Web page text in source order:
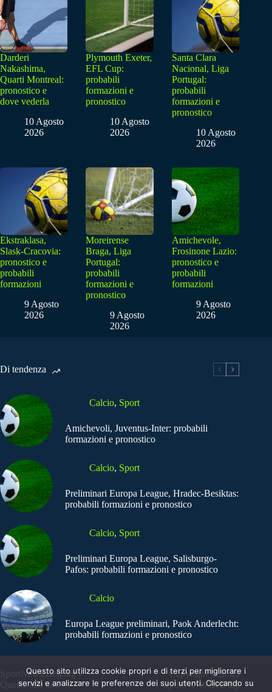
Darderi
Nakashima,
Quarti Montreal:
pronostico e
dove vederla
10 Agosto
2026
Plymouth Exeter,
EFL Cup:
probabili
formazioni e
pronostico
10 Agosto
2026
Santa Clara
Nacional, Liga
Portugal:
probabili
formazioni e
pronostico
10 Agosto
2026
Ekstraklasa,
Slask-Cracovia:
pronostico e
probabili
formazioni
9 Agosto
2026
Moreirense
Braga, Liga
Portugal:
probabili
formazioni e
pronostico
9 Agosto
2026
Amichevole,
Frosinone Lazio:
pronostico e
probabili
formazioni
9 Agosto
2026
Di tendenza
Calcio, Sport
Amichevoli, Juventus-Inter: probabili
formazioni e pronostico
Calcio, Sport
Preliminari Europa League, Hradec-Besiktas:
probabili formazioni e pronostico
Calcio, Sport
Preliminari Europa League, Salisburgo-
Pafos: probabili formazioni e pronostico
Calcio
Europa League preliminari, Paok Anderlecht:
probabili formazioni e pronostico
SportNews.BetFlag -
Questo sito non
Copyright © 2025
SportNews BetFlag
Questo sito utilizza cookie propri e di terzi per migliorare i
servizi e analizzare le preferenze dei suoi utenti. Cliccando su